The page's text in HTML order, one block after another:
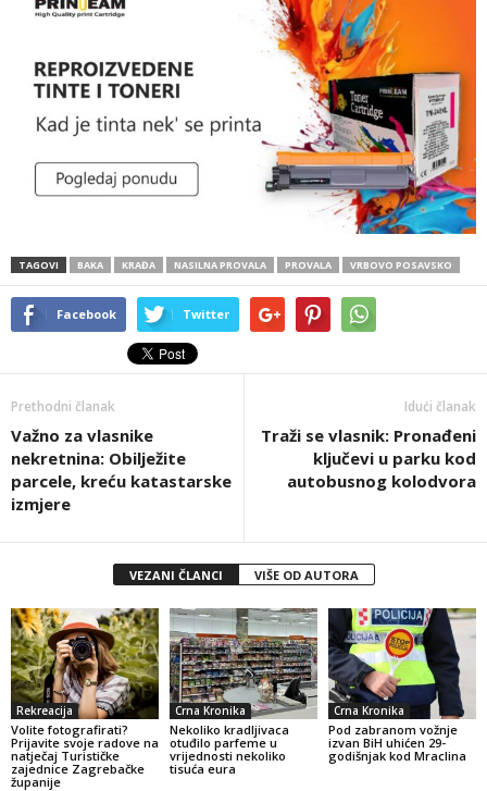
TAGOVI BAKA KRAĐA NASILNA PROVALA PROVALA VRBOVO POSAVSKO
Facebook Twitter
Prethodni članak
Važno za vlasnike
nekretnina: Obilježite
parcele, kreću katastarske
izmjere
Idući članak
Traži se vlasnik: Pronađeni
ključevi u parku kod
autobusnog kolodvora
VEZANI ČLANCI VIŠE OD AUTORA
Rekreacija
Volite fotografirati?
Prijavite svoje radove na
natječaj Turističke
zajednice Zagrebačke
županije
Crna Kronika
Nekoliko kradljivaca
otuđilo parfeme u
vrijednosti nekoliko
tisuća eura
Crna Kronika
Pod zabranom vožnje
izvan BiH uhićen 29-
godišnjak kod Mraclina